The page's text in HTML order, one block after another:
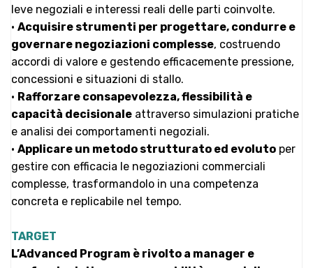
leve negoziali e interessi reali delle parti coinvolte.
• Acquisire strumenti per progettare, condurre e
governare negoziazioni complesse, costruendo
accordi di valore e gestendo efficacemente pressione,
concessioni e situazioni di stallo.
• Rafforzare consapevolezza, flessibilità e
capacità decisionale attraverso simulazioni pratiche
e analisi dei comportamenti negoziali.
• Applicare un metodo strutturato ed evoluto per
gestire con efficacia le negoziazioni commerciali
complesse, trasformandolo in una competenza
concreta e replicabile nel tempo.
TARGET
L’Advanced Program è rivolto a manager e